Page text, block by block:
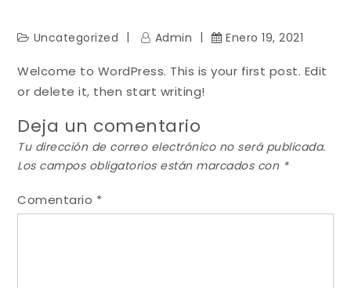
Uncategorized Admin Enero 19, 2021
Welcome to WordPress. This is your first post. Edit
or delete it, then start writing!
Deja un comentario
Tu dirección de correo electrónico no será publicada.
Los campos obligatorios están marcados con *
Comentario *